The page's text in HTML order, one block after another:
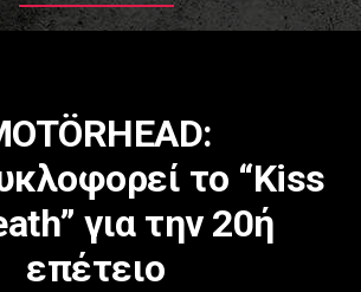
το “Kiss
για την 20ή
επέτειο